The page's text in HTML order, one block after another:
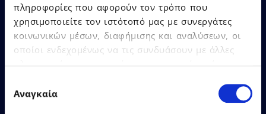
πληροφορίες που αφορούν τον τρόπο που
χρησιμοποιείτε τον ιστότοπό μας με συνεργάτες
κοινωνικών μέσων, διαφήμισης και αναλύσεων, οι
οποίοι ενδεχομένως να τις συνδυάσουν με άλλες
σας χρήση των υπηρεσιών τους.
συγκατάθεσης
Αναγκαία
Δείτε Περισσότερα